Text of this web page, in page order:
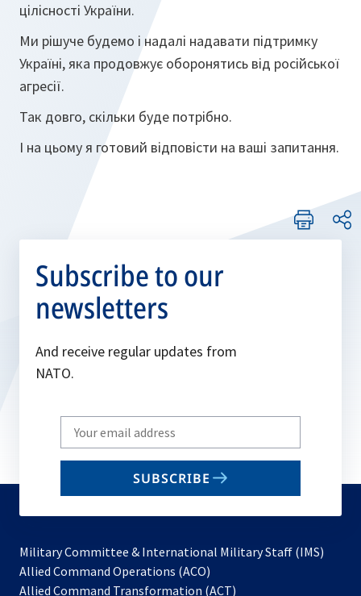
цілісності України.
Ми рішуче будемо і надалі надавати підтримку
Україні, яка продовжує оборонятись від російської
агресії.
Так довго, скільки буде потрібно.
І на цьому я готовий відповісти на ваші запитання.
Subscribe to our
newsletters
And receive regular updates from
NATO.
Write
your
email
SUBSCRIBE
Military Committee & International Military Staff (IMS)
Allied Command Operations (ACO)
in
Allied Command Transformation (ACT)